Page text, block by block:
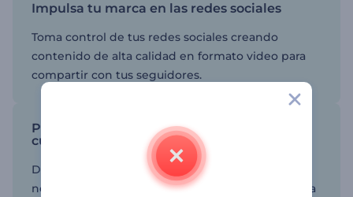
Impulsa tu marca en las redes sociales
Toma control de tus redes sociales creando
contenido de alta calidad en formato video para
compartir con tus seguidores.
Plantillas animadas para utilizar en
cualquier sector comercial
Desde atención médica y agricultura hasta
negocios y marketing, ¡tenemos una plantilla lista